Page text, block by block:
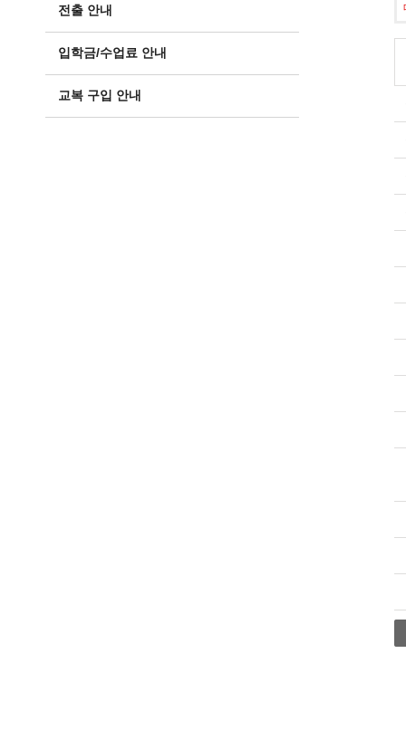
전출 안내
입학금/수업료 안내
교복 구입 안내